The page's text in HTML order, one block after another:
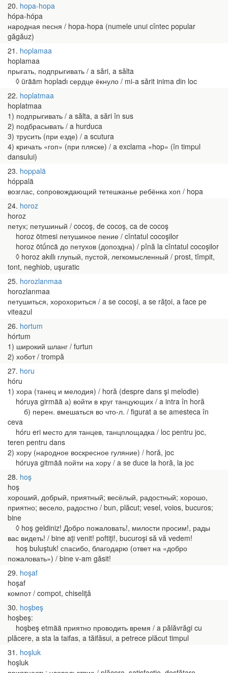
20 hopa-hopa
hópa-hópa
народная песня / hopa-hopa (numele unui cîntec popular
găgăuz)
21 hoplamaa
hoplamaa
прыгать, подпрыгивать / a sări, a sălta
◊ ürääm hopladı сердце ёкнуло / mi-a sărit inima din loc
22 hoplatmaa
hoplatmaa
1) подпрыгивать / a sălta, a sări în sus
2) подбрасывать / a hurduca
3) трусить (при езде) / a scutura
4) кричать «гоп» (при пляске) / a exclama «hop» (în timpul
dansului)
23 hoppalä
hóppalä
возглас, сопровождающий тетешканье ребёнка хоп / hopa
24 horoz
horoz
петух; петушиный / cocoş, de cocoş, ca de cocoş
horoz ötmesi петушиное пение / cîntatul cocoşilor
horoz ötǘncä до петухов (допоздна) / pînă la cîntatul cocoşilor
◊ horoz akıllı глупый, пустой, легкомысленный / prost, tîmpit,
tont, neghiob, uşuratic
25 horozlanmaa
horozlanmaa
петушиться, хорохориться / a se cocoşi, a se răţoi, a face pe
viteazul
26 hortum
hórtum
1) широкий шланг / furtun
2) хобот / trompă
27 horu
hóru
1) хора (танец и мелодия) / horă (despre dans şi melodie)
hóruya girmää а) войти в круг танцующих / a intra în horă
б) перен. вмешаться во что-л. / figurat a se amesteca în
ceva
hóru eri место для танцев, танцплощадка / loc pentru joc,
teren pentru dans
2) хору (народное воскресное гуляние) / horă, joc
hóruya gitmää пойти на хору / a se duce la horă, la joc
28 hoş
hoş
хороший, добрый, приятный; весёлый, радостный; хорошо,
приятно; весело, радостно / bun, plăcut; vesel, voios, bucuros;
bine
◊ hoş geldiniz! Добро пожаловать!, милости просим!, рады
вас видеть! / bine aţi venit! poftiţi!, bucuroşi să vă vedem!
hoş buluştuk! спасибо, благодарю (ответ на «добро
пожаловать») / bine v-am găsit!
29 hoşaf
hoşaf
компот / compot, chiseliţă
30 hoşbeş
hoşbeş:
hoşbeş etmää приятно проводить время / a pălăvrăgi cu
plăcere, a sta la taifas, a tăifăsui, a petrece plăcut timpul
31 hoşluk
hoşluk